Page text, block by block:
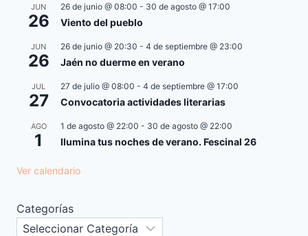
JUN
26
26 de junio @ 08:00 - 30 de agosto @ 17:00
Viento del pueblo
JUN
26
26 de junio @ 20:30 - 4 de septiembre @ 23:00
Jaén no duerme en verano
JUL
27
27 de julio @ 08:00 - 4 de septiembre @ 17:00
Convocatoria actividades literarias
AGO
1
1 de agosto @ 22:00 - 30 de agosto @ 22:00
Ilumina tus noches de verano. Fescinal 26
Ver calendario
Categorías